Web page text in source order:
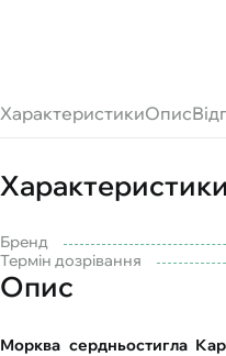
ХарактеристикиОпис
Характеристики
Бренд
Термін дозрівання
Опис
Морква сердньостигла